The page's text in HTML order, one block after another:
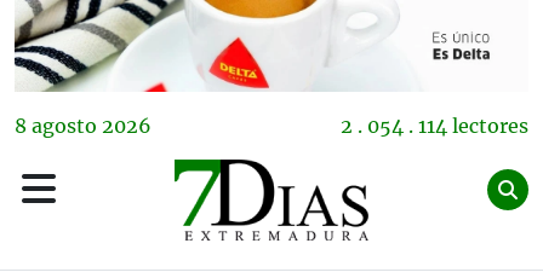
8 agosto 2026 2 . 054 . 114 lectores